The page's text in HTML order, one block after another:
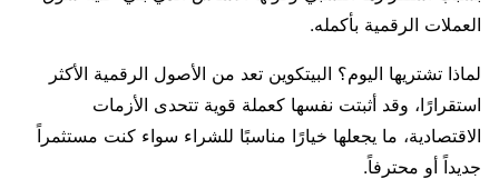
العملات الرقمية بأكمله.
لماذا تشتريها اليوم؟ البيتكوين تعد من الأصول الرقمية الأكثر
استقرارًا، وقد أثبتت نفسها كعملة قوية تتحدى الأزمات
الاقتصادية، ما يجعلها خيارًا مناسبًا للشراء سواء كنت مستثمراً
جديداً أو محترفاً.